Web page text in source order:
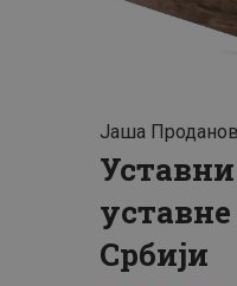
ЦЕНОВНИК
Јаша
Србији